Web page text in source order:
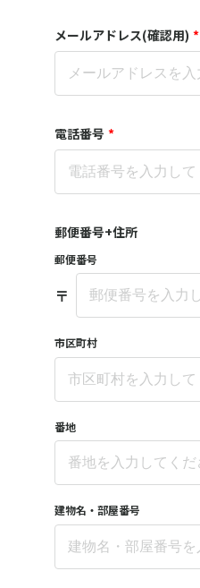
メールアドレス(確認用) *
電話番号 *
郵便番号+住所
郵便番号
〒
市区町村
番地
建物名・部屋番号